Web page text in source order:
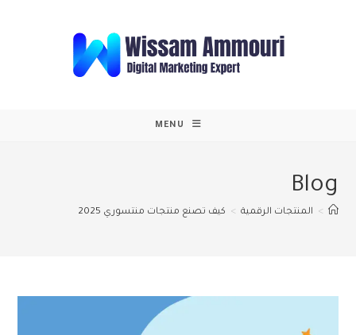
MENU
Blog
> المنتجات الرقمية > كيف تصنع منتجات منتسوري 2025